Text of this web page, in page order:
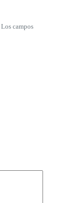
Los campos